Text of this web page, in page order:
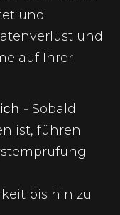
und
und
auf Ihrer
- Sobald
ist, führen
bis hin zu